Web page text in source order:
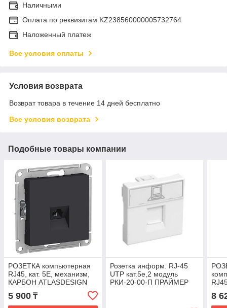
Наличными
Оплата по реквизитам KZ238560000005732764
Наложенный платеж
Все условия оплаты
Условия возврата
Возврат товара в течение 14 дней бесплатно
Все условия возврата
Подобные товары компании
РОЗЕТКА компьютерная
RJ45, кат. 5Е, механизм,
КАРБОН ATLASDESIGN
5 900 ₸
Розетка информ. RJ-45
UTP кат.5е,2 модуль
РКИ-20-00-П ПРАЙМЕР
8